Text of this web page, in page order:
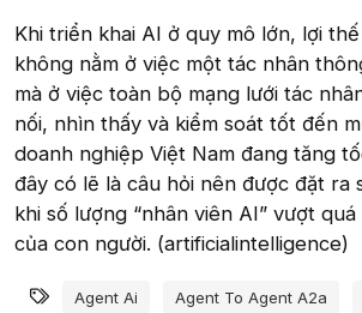
Khi triển khai AI ở quy mô lớn, lợi
không nằm ở việc một tác nhân
mà ở việc toàn bộ mạng lưới tác
nối, nhìn thấy và kiểm soát tốt đến
doanh nghiệp Việt Nam đang tăng
đây có lẽ là câu hỏi nên được đặt ra
khi số lượng “nhân viên AI” vượt
của con người. (artificialintelligence)
Từ khóa
Agent Ai Agent To Agent A2a